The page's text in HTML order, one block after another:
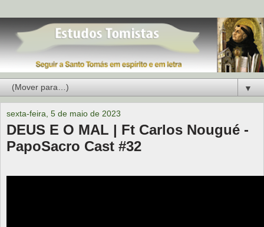
▼
sexta-feira, 5 de maio de 2023
DEUS E O MAL | Ft Carlos Nougué -
PapoSacro Cast #32